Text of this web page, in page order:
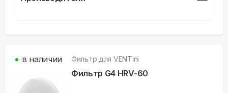
Фильтр для VENTini
Фильтр G4 HRV-60
в наличии